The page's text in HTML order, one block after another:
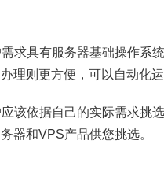
求具有服务器基础操作系
理则更方便，可以自动化运
该依据自己的实际需求挑
器和VPS产品供您挑选。